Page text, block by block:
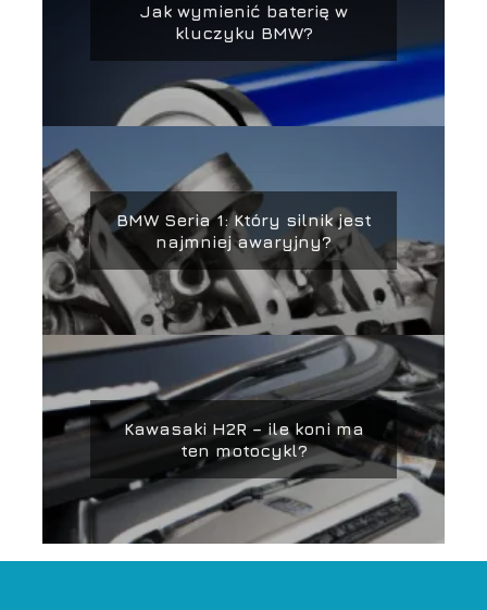
Jak wymienić baterię w
kluczyku BMW?
BMW Seria 1: Który silnik jest
najmniej awaryjny?
Kawasaki H2R – ile koni ma
ten motocykl?